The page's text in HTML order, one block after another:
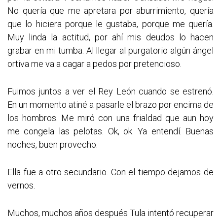
No quería que me apretara por aburrimiento, quería
que lo hiciera porque le gustaba, porque me quería.
Muy linda la actitud, por ahí mis deudos lo hacen
grabar en mi tumba. Al llegar al purgatorio algún ángel
ortiva me va a cagar a pedos por pretencioso.
Fuimos juntos a ver el Rey León cuando se estrenó.
En un momento atiné a pasarle el brazo por encima de
los hombros. Me miró con una frialdad que aun hoy
me congela las pelotas. Ok, ok. Ya entendí. Buenas
noches, buen provecho.
Ella fue a otro secundario. Con el tiempo dejamos de
vernos.
Muchos, muchos años después Tula intentó recuperar